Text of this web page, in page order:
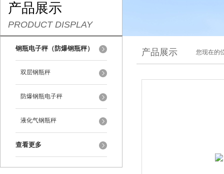
产品展示
PRODUCT DISPLAY
钢瓶电子秤（防爆钢瓶秤）
双层钢瓶秤
防爆钢瓶电子秤
液化气钢瓶秤
查看更多
产品展示 您现在的